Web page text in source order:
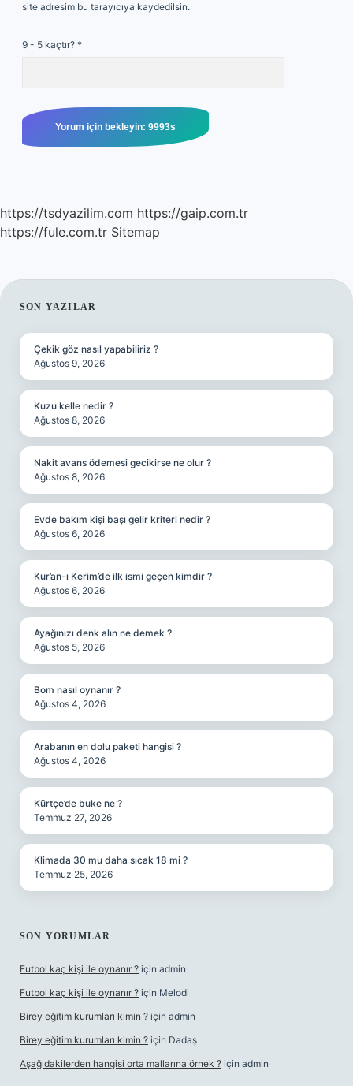
site adresim bu tarayıcıya kaydedilsin.
9 - 5 kaçtır? *
https://tsdyazilim.com https://gaip.com.tr
https://fule.com.tr Sitemap
SIDEBAR
SON YAZILAR
Çekik göz nasıl yapabiliriz ?
Ağustos 9, 2026
Kuzu kelle nedir ?
Ağustos 8, 2026
Nakit avans ödemesi gecikirse ne olur ?
Ağustos 8, 2026
Evde bakım kişi başı gelir kriteri nedir ?
Ağustos 6, 2026
Kur’an-ı Kerim’de ilk ismi geçen kimdir ?
Ağustos 6, 2026
Ayağınızı denk alın ne demek ?
Ağustos 5, 2026
Bom nasıl oynanır ?
Ağustos 4, 2026
Arabanın en dolu paketi hangisi ?
Ağustos 4, 2026
Kürtçe’de buke ne ?
Temmuz 27, 2026
Klimada 30 mu daha sıcak 18 mi ?
Temmuz 25, 2026
SON YORUMLAR
Futbol kaç kişi ile oynanır ? için admin
Futbol kaç kişi ile oynanır ? için Melodi
Birey eğitim kurumları kimin ? için admin
Birey eğitim kurumları kimin ? için Dadaş
Aşağıdakilerden hangisi orta mallarına örnek ? için admin